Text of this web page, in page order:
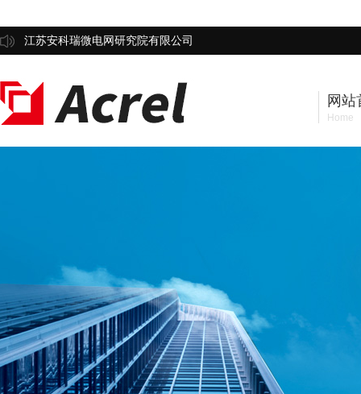
江苏安科瑞微电网研究院有限公司
网站
Home